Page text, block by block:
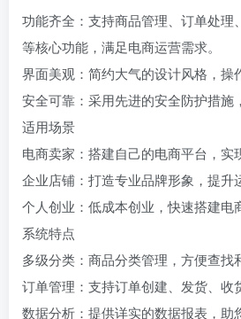
功能齐全：支持商品管理、订单处理
等核心功能，满足电商运营需求。
界面美观：简约大气的设计风格，操
安全可靠：采用先进的安全防护措施
适用场景
电商卖家：搭建自己的电商平台，实
企业店铺：打造专业品牌形象，提升
个人创业：低成本创业，快速搭建电
系统特点
多级分类：商品分类管理，方便查找
订单管理：支持订单创建、发货、收
数据分析：提供详实的数据报表，助